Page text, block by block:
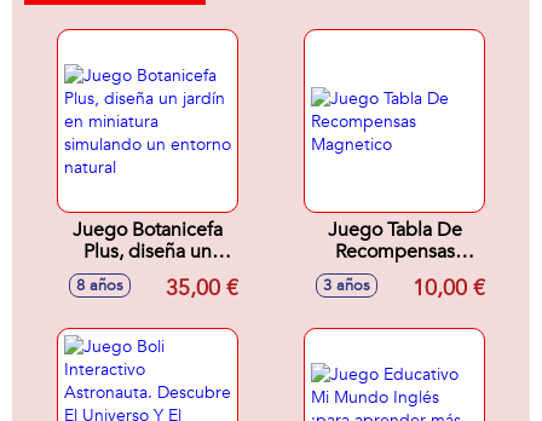
Juego Botanicefa
Plus, diseña un
jardín en miniatura
simulando un
8 años 35,00 €
Juego Tabla De
Recompensas
Magnetico
3 años 10,00 €